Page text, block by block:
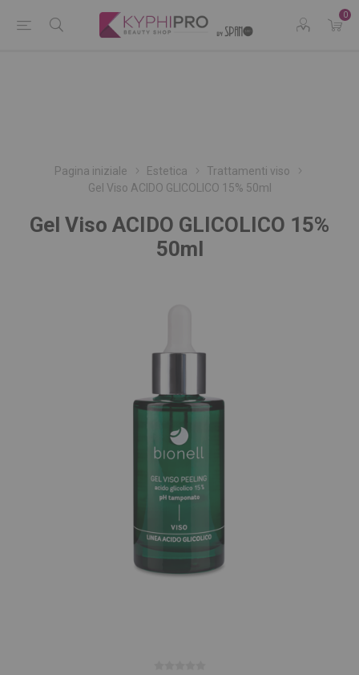
0
Pagina iniziale Estetica
Trattamenti viso
Gel Viso ACIDO GLICOLICO 15% 50ml
Gel Viso ACIDO GLICOLICO 15%
50ml